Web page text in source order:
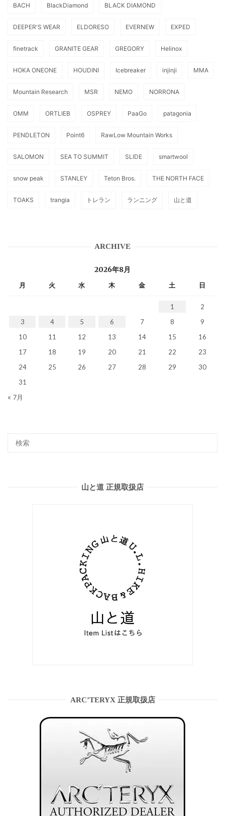
BACH BlackDiamond BLACK DIAMOND
DEEPER'S WEAR ELDORESO EVERNEW EXPED
finetrack GRANITE GEAR GREGORY Helinox
HOKA ONEONE HOUDINI Icebreaker injinji MMA
Mountain Research MSR NEMO NORRONA
OMM ORTLIEB OSPREY PaaGo patagonia
PENDLETON Point6 RawLow Mountain Works
SALOMON SEA TO SUMMIT SLIDE smartwool
snow peak STANLEY Teton Bros. THE NORTH FACE
TOAKS trangia トレラン ランニング 山と道
ARCHIVE
2026年8月
月 火 水 木 金 土 日
1
2
3
4 5 6 7 8
9
10
11 12 13 14 15
16
17
18 19 20 21 22
23
24
25 26 27 28 29
30
31
« 7月
山と道 正規取扱店
ARC’TERYX 正規取扱店